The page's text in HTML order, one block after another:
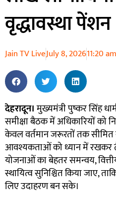
वृद्धावस्था पेंशन
Jain TV LiveJuly 8, 202611:20 am
देहरादून।मुख्यमंत्री पुष्कर सिंह
समीक्षा बैठक में अधिकारियों को
केवल वर्तमान जरूरतों तक सीमित
आवश्यकताओं को ध्यान में रखकर
योजनाओं का बेहतर समन्वय,
स्थायित्व सुनिश्चित किया जाए,
लिए उदाहरण बन सके।